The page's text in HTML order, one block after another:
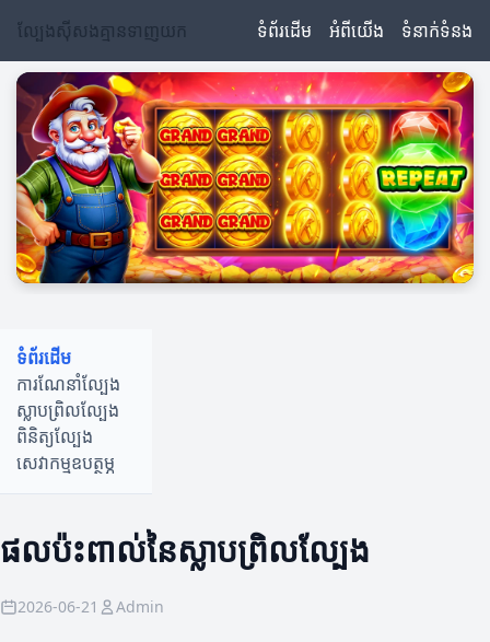
ល្បែងស៊ីសងគ្មានទាញយក ទំព័រដើម អំពីយើង ទំនាក់ទំនង
ទំព័រដើម
ការណែនាំល្បែង
ស្លាបព្រិលល្បែង
ពិនិត្យល្បែង
សេវាកម្មឧបត្ថម្ភ
ផលប៉ះពាល់នៃស្លាបព្រិលល្បែង
2026-06-21 Admin